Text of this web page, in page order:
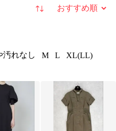
並び替え
汚れなし M L
XL(LL)